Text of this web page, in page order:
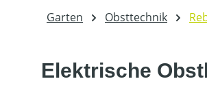
Garten Obsttechnik
Elektrische